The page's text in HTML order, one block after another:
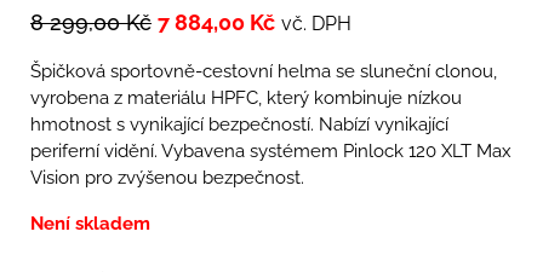
8 299,00Kč 7 884,00 Kč vč. DPH
Špičková sportovně-cestovní helma se sluneční clonou,
vyrobena z materiálu HPFC, který kombinuje nízkou
hmotnost s vynikající bezpečností. Nabízí vynikající
periferní vidění. Vybavena systémem Pinlock 120 XLT Max
Vision pro zvýšenou bezpečnost.
Není skladem